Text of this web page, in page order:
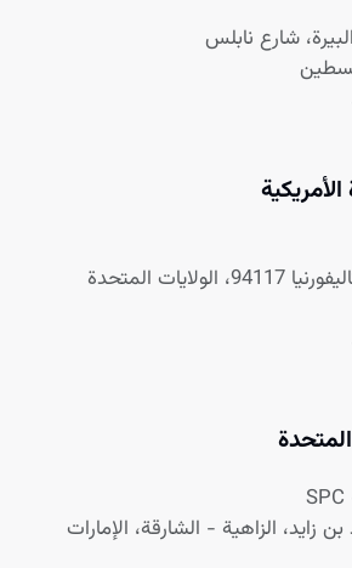
سان فرانسيسكو، كاليفورنيا 94117، الولايات المتحدة
الزاهية - الشارقة، الإمارات